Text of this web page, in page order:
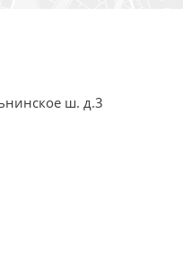
ш. д.3